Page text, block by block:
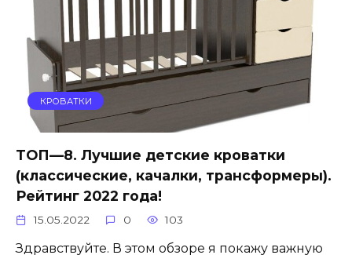
КРОВАТКИ
ТОП—8. Лучшие детские кроватки
(классические, качалки, трансформеры).
Рейтинг 2022 года!
15.05.2022 0 103
Здравствуйте. В этом обзоре я покажу важную